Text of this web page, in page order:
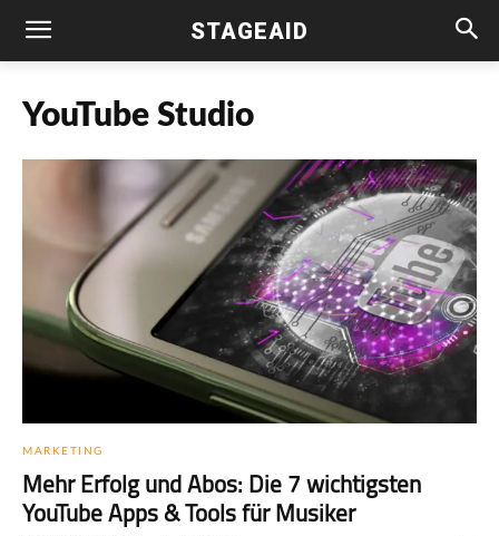
STAGEAID
YouTube Studio
MARKETING
Mehr Erfolg und Abos: Die 7 wichtigsten
YouTube Apps & Tools für Musiker